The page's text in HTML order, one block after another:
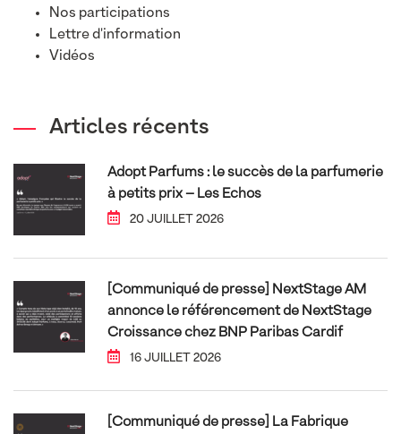
Nos participations
Lettre d'information
Vidéos
Articles récents
Adopt Parfums : le succès de la parfumerie
à petits prix – Les Echos
20 JUILLET 2026
[Communiqué de presse] NextStage AM
annonce le référencement de NextStage
Croissance chez BNP Paribas Cardif
16 JUILLET 2026
[Communiqué de presse] La Fabrique